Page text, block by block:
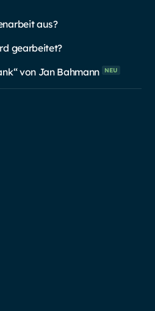
aus?
gearbeitet?
von Jan Bahmann NEU